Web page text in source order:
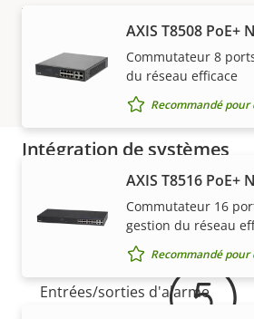
de la
propriété
Valeur de
la
propriété
Prise en charge audio
Transmission audio
bidirectionnelle
Intégration de systèmes
de la
Valeur de
la
propriété
Détection audio
Anti-sabotage actif
Entrées/sorties d'alarme
AXIS T8508 PoE+
Commutateur 8
du réseau efficace
Recommandé pour
AXIS T8516 PoE+
Commutateur 16
gestion du réseau
Recommandé pour
AFFICHER LES PRODUITS